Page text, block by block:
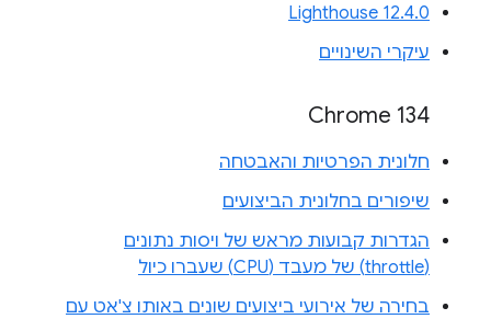
Lighthouse 12.4.0
עיקרי השינויים
Chrome 134
חלונית הפרטיות והאבטחה
שיפורים בחלונית הביצועים
הגדרות קבועות מראש של ויסות נתונים
(throttle) של מעבד (CPU) שעברו כיול
בחירה של אירועי ביצועים שונים באותו צ'אט עם